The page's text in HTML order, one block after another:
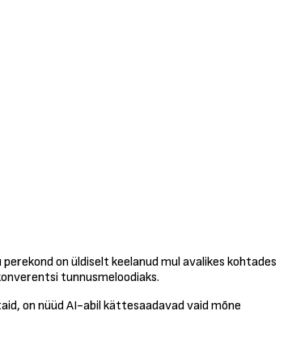
on üldiselt keelanud mul avalikes kohtades
tunnusmeloodiaks.
on nüüd AI-abil kättesaadavad vaid mõne